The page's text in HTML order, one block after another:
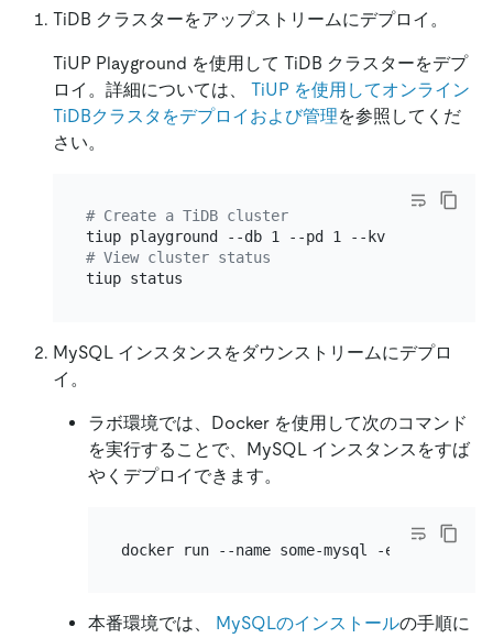
TiDB クラスターをアップストリームにデプロイ。
TiUP Playground を使用して TiDB クラスターをデプ
ロイ。詳細については、 TiUP を使用してオンライン
TiDBクラスタをデプロイおよび管理を参照してくだ
さい。
# Create a TiDB cluster
# View cluster status
MySQL インスタンスをダウンストリームにデプロ
イ。
ラボ環境では、Docker を使用して次のコマンド
を実行することで、MySQL インスタンスをすば
やくデプロイできます。
本番環境では、 MySQLのインストールの手順に